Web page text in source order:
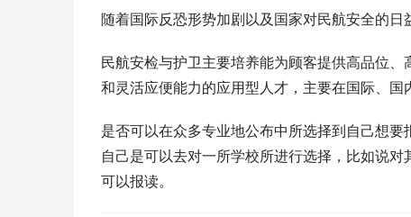
随着国际反恐形势加剧以及国家对民航安全的
民航安检与护卫主要培养能为顾客提供高品位
和灵活应便能力的应用型人才，主要在国际、国
是否可以在众多专业地公布中所选择到自己想
自己是可以去对一所学校所进行选择，比如说
可以报读。